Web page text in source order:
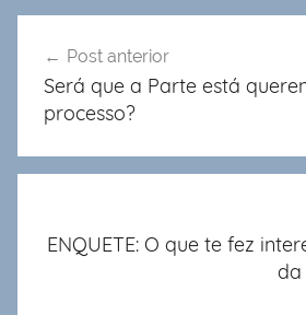
de
Post
Post anterior
Será que a Parte está
processo?
ENQUETE: O que te fez
da